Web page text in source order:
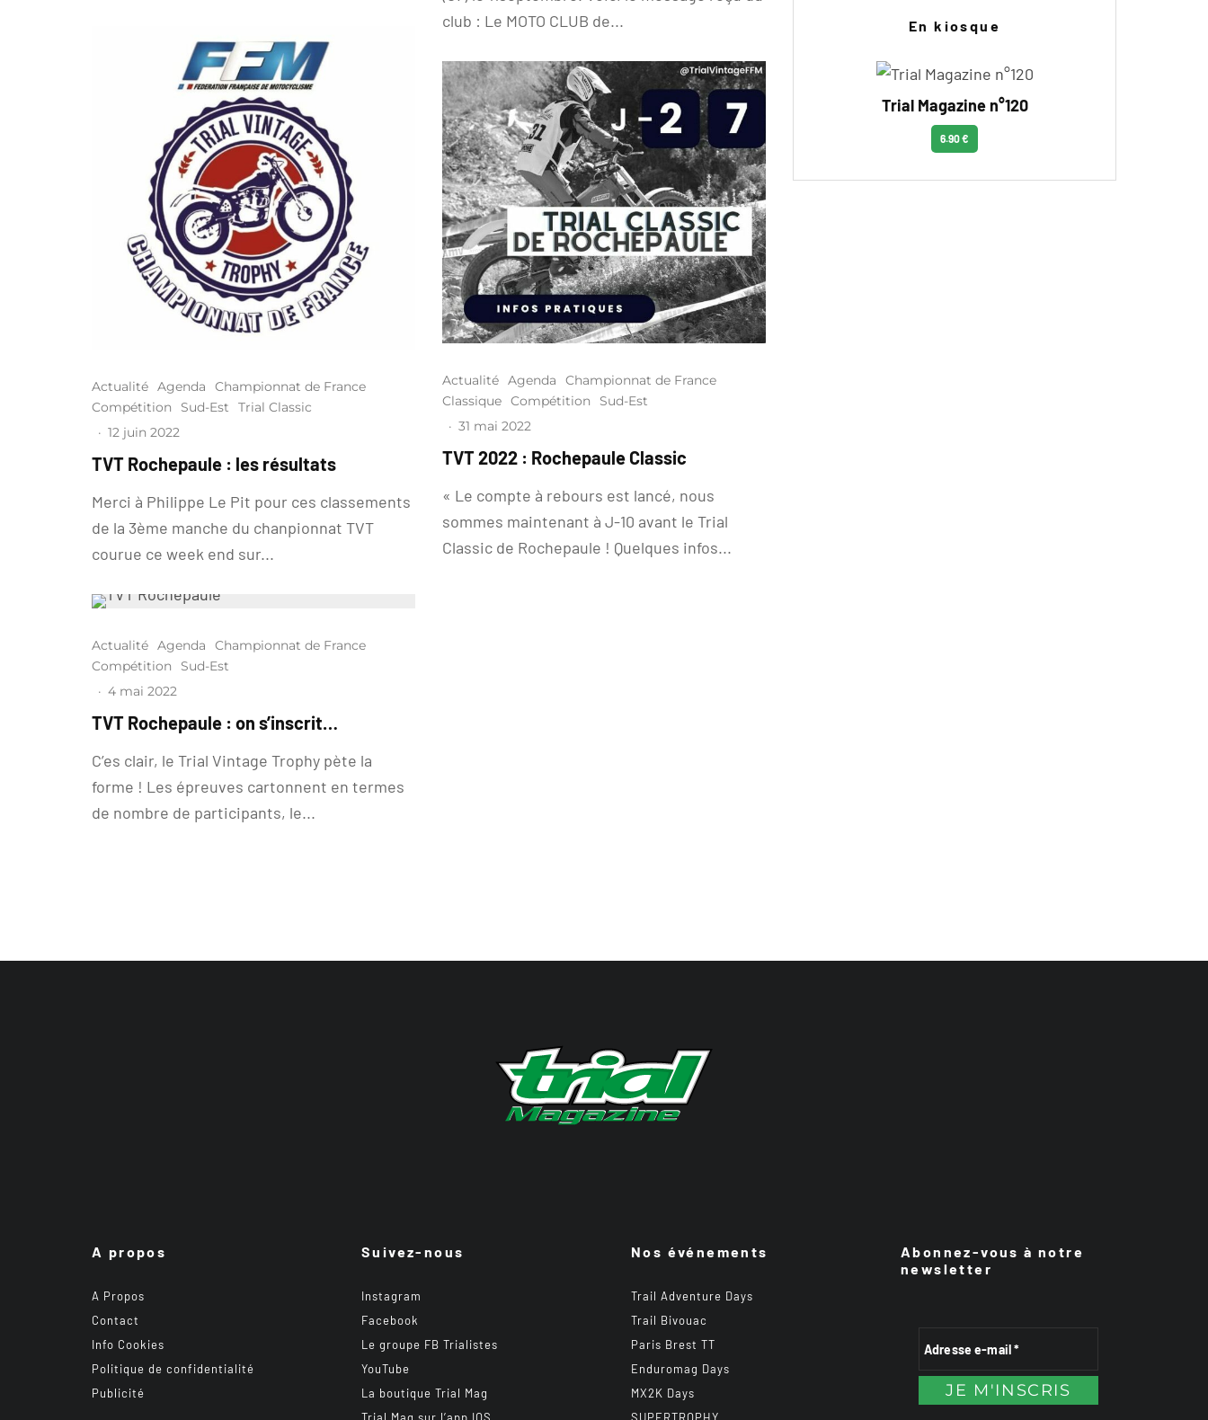
Actualité Agenda
Championnat de France
Compétition
Sud-Est
Trial Classic
· 12 juin 2022
TVT Rochepaule : les résultats
Merci à Philippe Le Pit pour ces classements
de la 3ème manche du chanpionnat TVT
courue ce week end sur...
Actualité Agenda
Championnat de France
Compétition
Sud-Est
· 4 mai 2022
TVT Rochepaule : on s’inscrit…
C’es clair, le Trial Vintage Trophy pète la
forme ! Les épreuves cartonnent en termes
de nombre de participants, le...
club : Le MOTO CLUB de...
Actualité Agenda
Championnat de France
Classique Compétition
Sud-Est
· 31 mai 2022
TVT 2022 : Rochepaule Classic
« Le compte à rebours est lancé, nous
sommes maintenant à J-10 avant le Trial
Classic de Rochepaule ! Quelques infos...
En kiosque
Trial Magazine n°120
6.90 €
A propos
A Propos
Contact
Info Cookies
Politique de confidentialité
Publicité
Suivez-nous
Instagram
Facebook
Le groupe FB Trialistes
YouTube
La boutique Trial Mag
Nos événements
Trail Adventure Days
Trail Bivouac
Paris Brest TT
Enduromag Days
MX2K Days
Abonnez-vous à notre
newsletter